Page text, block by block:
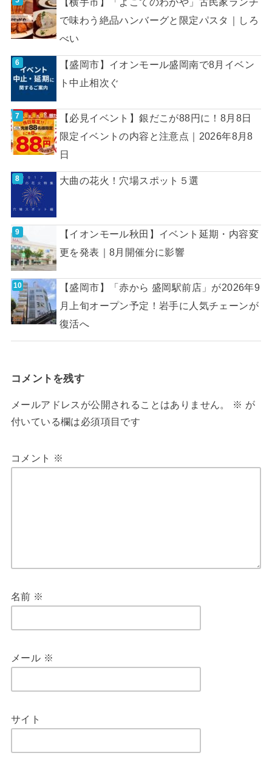
【横手市】「よこてのわがや」古民家ランチ
で味わう絶品ハンバーグと限定パスタ｜しろ
べい
【盛岡市】イオンモール盛岡南で8月イベン
ト中止相次ぐ
【必見イベント】銀だこが88円に！8月8日
限定イベントの内容と注意点｜2026年8月8
日
大曲の花火！穴場スポット５選
【イオンモール秋田】イベント延期・内容変
更を発表｜8月開催分に影響
【盛岡市】「赤から 盛岡駅前店」が2026年9
月上旬オープン予定！岩手に人気チェーンが
復活へ
コメントを残す
メールアドレスが公開されることはありません。 ※ が
付いている欄は必須項目です
コメント ※
名前 ※
メール ※
サイト